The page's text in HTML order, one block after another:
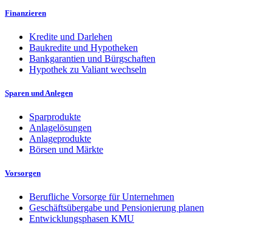
Finanzieren
Kredite und Darlehen
Baukredite und Hypotheken
Bankgarantien und Bürgschaften
Hypothek zu Valiant wechseln
Sparen und Anlegen
Sparprodukte
Anlagelösungen
Anlageprodukte
Börsen und Märkte
Vorsorgen
Berufliche Vorsorge für Unternehmen
Geschäftsübergabe und Pensionierung planen
Entwicklungsphasen KMU